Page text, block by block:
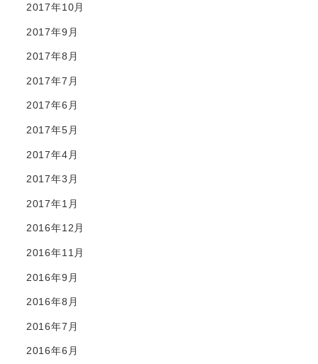
2017年10月
2017年9月
2017年8月
2017年7月
2017年6月
2017年5月
2017年4月
2017年3月
2017年1月
2016年12月
2016年11月
2016年9月
2016年8月
2016年7月
2016年6月